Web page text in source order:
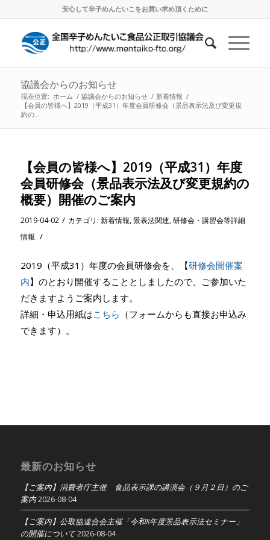
安心して辛子めんたいこをお買い求め頂くために
協議会からのお知らせ
現在位置: ホーム / 協議会からのお知らせ / 新着情報 /
【会員の皆様へ】2019（平成31）年度会員研修会（景品表示法及び変更規
約の...
【会員の皆様へ】2019（平成31）年度
会員研修会（景品表示法及び変更規約の
概要）開催のご案内
2019-04-02 / カテゴリ: 新着情報,景表法関連,研修会・講習会等詳細
情報 /
2019（平成31）年度の会員研修会を、【研修会開催案
内】のとおり開催することとしましたので、ご参加いた
だきますようご案内します。
詳細・申込用紙はこちら （フォームからも直接お申込み
できます）。
最新のお知らせ
【ご案内】消費者庁主催 食品表示課の講演会（９月２日）のご
案内 2026-08-04
【ご案内】公取協連合会主催「令和8年度景品表示法セミナー」
の開催について 2026-08-04